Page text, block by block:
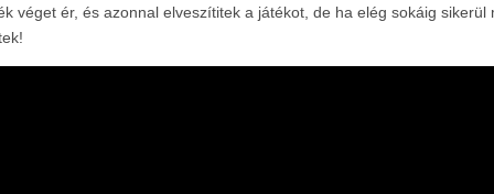
véget ér, és azonnal elveszítitek a játékot, de ha elég sokáig